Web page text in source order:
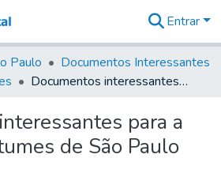
&
Coleções
Tudo na
Digital
Estatísticas
Entrar
Paulo
Documentos Interessantes
Documentos interessantes para a história e costumes de São Paulo volume 75
para a
de São Paulo